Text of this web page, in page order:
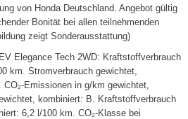
von Honda Deutschland. Angebot gültig
Bonität bei allen teilnehmenden
zeigt Sonderausstattung)
Elegance Tech 2WD: Kraftstoffverbrauch
km. Stromverbrauch gewichtet,
Emissionen in g/km gewichtet,
kombiniert: B. Kraftstoffverbrauch
6,2 l/100 km. CO₂-Klasse bei